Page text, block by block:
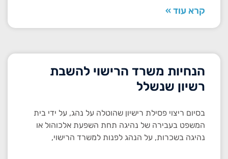
קרא עוד »
הנחיות משרד הרישוי להשבת
רשיון שנשלל
בסיום ריצוי פסילת רישיון שהוטלה על נהג, על ידי בית
המשפט בעבירה של נהיגה תחת השפעת אלכוהול או
נהיגה בשכרות, על הנהג לפנות למשרד הרישוי,